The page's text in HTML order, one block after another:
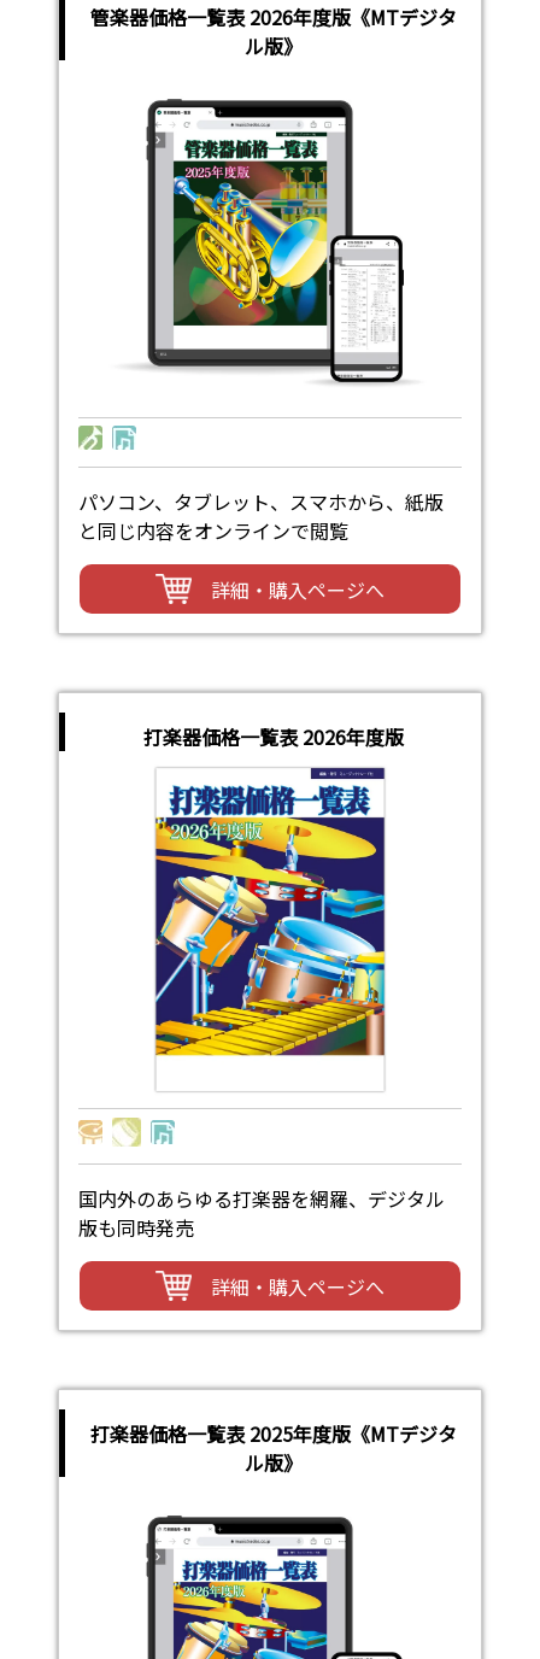
管楽器価格一覧表 2026年度版《MTデジタ
ル版》
パソコン、タブレット、スマホから、紙版
と同じ内容をオンラインで閲覧
詳細・購入ページへ
打楽器価格一覧表 2026年度版
国内外のあらゆる打楽器を網羅、デジタル
版も同時発売
詳細・購入ページへ
打楽器価格一覧表 2025年度版《MTデジタ
ル版》